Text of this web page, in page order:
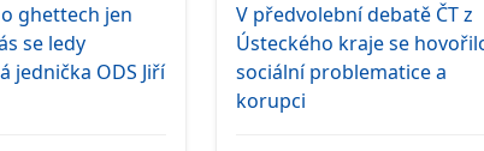
ghettech jen
se ledy
jednička ODS Jiří
V předvolební debatě ČT z
Ústeckého kraje se
sociální problematice a
korupci